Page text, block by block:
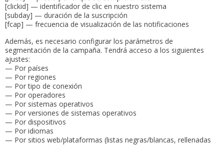
[clickid] — identificador de clic en nuestro sistema
[subday] — duración de la suscripción
[fcap] — frecuencia de visualización de las notificaciones
Además, es necesario configurar los parámetros de
segmentación de la campaña. Tendrá acceso a los siguientes
ajustes:
— Por países
— Por regiones
— Por tipo de conexión
— Por operadores
— Por sistemas operativos
— Por versiones de sistemas operativos
— Por dispositivos
— Por idiomas
— Por sitios web/plataformas (listas negras/blancas, rellenadas